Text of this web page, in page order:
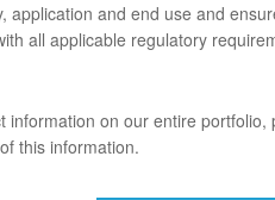
passionnant pour l’équipe de
Corvette Nationals (MCACN)
de base Glasurit 55 Line
Comme il s’agit de l’un des
application and end use and
all applicable regulatory
information on our entire
this information.